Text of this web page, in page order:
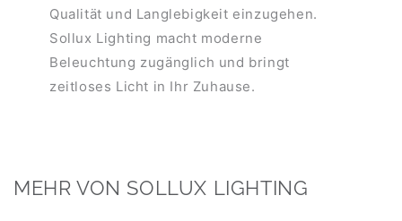
Qualität und Langlebigkeit einzugehen.
Sollux Lighting macht moderne
Beleuchtung zugänglich und bringt
zeitloses Licht in Ihr Zuhause.
MEHR VON SOLLUX LIGHTING